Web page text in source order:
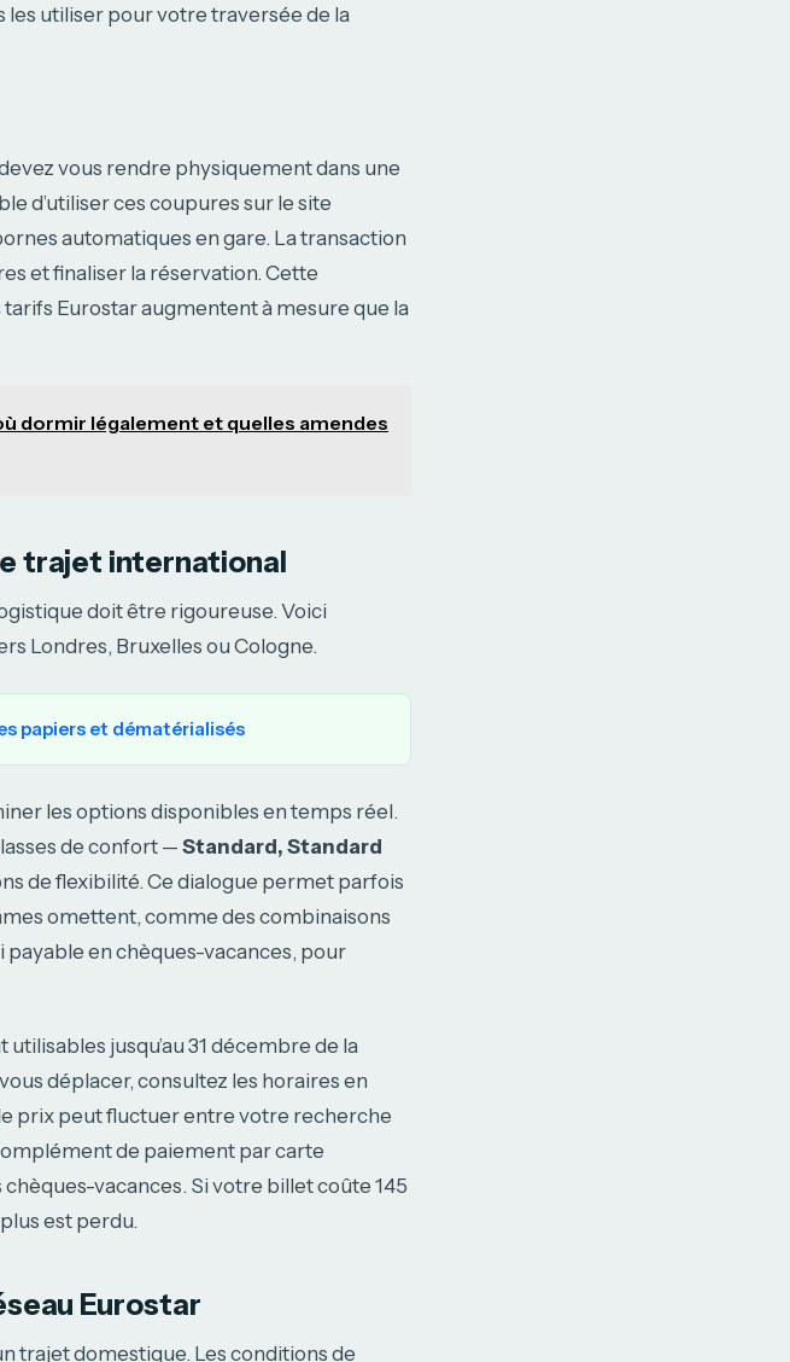
les utiliser pour votre traversée de la
vous rendre physiquement dans une
d’utiliser ces coupures sur le site
automatiques en gare. La transaction
et finaliser la réservation. Cette
Eurostar augmentent à mesure que la
dormir légalement et quelles amendes
trajet international
doit être rigoureuse. Voici
Londres, Bruxelles ou Cologne.
papiers et dématérialisés
les options disponibles en temps réel.
de confort — Standard, Standard
de flexibilité. Ce dialogue permet parfois
omettent, comme des combinaisons
en chèques-vacances, pour
utilisables jusqu’au 31 décembre de la
déplacer, consultez les horaires en
prix peut fluctuer entre votre recherche
de paiement par carte
vacances. Si votre billet coûte 145
est perdu.
Eurostar
trajet domestique. Les conditions de